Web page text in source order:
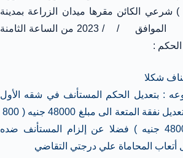
شرعي الكائن مقرها ميدان الزراعة بمدينة
الزقازيق وذلك فى يوم الموافق / / 2023 من الساعة الثامنة
:
شكلا
: بتعديل الحكم المستأنف في شقه الأول
المتعة الى مبلغ 48000 جنيه ( 800
60 شهر = 48000 جنيه ) فضلا عن إلزام المستأنف ضده
أتعاب المحاماة علي درجتي التقاضي